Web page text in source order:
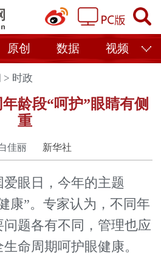
原创 数据 视频
> 时政
龄段“呵护”眼睛有侧
重
佳丽 新华社
眼日，今年的主题
康”。专家认为，不同年
题各有不同，管理也应
命周期呵护眼健康。